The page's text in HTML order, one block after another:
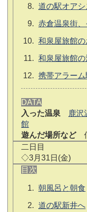
道の駅オア
赤倉温泉街
和泉屋旅館の
和泉屋旅館の
携帯アラーム
DATA
入った温泉
鹿沢
館
遊んだ場所など信
二日目
◇3月31日(金)
目次
朝風呂と朝食
道の駅新井へ